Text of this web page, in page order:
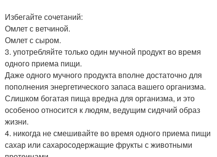
Избегайте сочетаний:
Омлет с ветчиной.
Омлет с сыром.
3. употребляйте только один мучной продукт во время
одного приема пищи.
Даже одного мучного продукта вполне достаточно для
пополнения энергетического запаса вашего организма.
Слишком богатая пища вредна для организма, и это
особеноо относится к людям, ведущим сидячий образ
жизни.
4. никогда не смешивайте во время одного приема пищи
сахар или сахаросодержащие фрукты с животными